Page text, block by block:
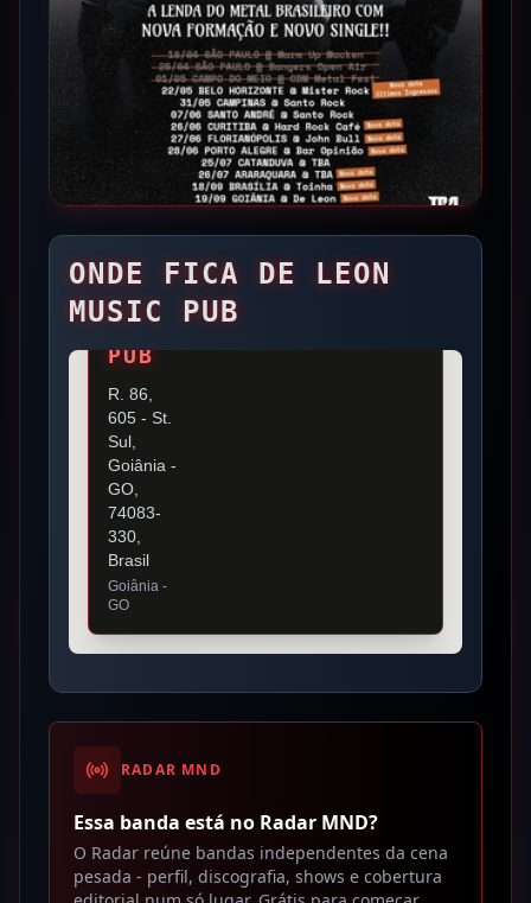
ONDE FICA
DE LEON
MUSIC PUB
DE
LEON
MUSIC
PUB
R. 86,
605 - St.
Sul,
Goiânia -
GO,
74083-
330,
Brasil
Goiânia -
GO
VER DETALHES
RADAR MND
Essa banda está no Radar MND?
O Radar reúne bandas independentes da cena
pesada - perfil, discografia, shows e cobertura